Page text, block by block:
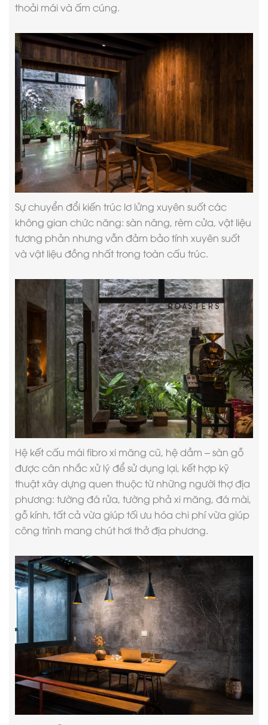
thoải mái và ấm cúng.
Sự chuyển đổi kiến trúc lơ lửng xuyên suốt các
không gian chức năng: sàn nâng, rèm cửa, vật liệu
tương phản nhưng vẫn đảm bảo tính xuyên suốt
và vật liệu đồng nhất trong toàn cấu trúc.
Hệ kết cấu mái fibro xi măng cũ, hệ dầm – sàn gỗ
được cân nhắc xử lý để sử dụng lại, kết hợp kỹ
thuật xây dựng quen thuộc từ những người thợ địa
phương: tường đá rửa, tường phả xi măng, đá mài,
gỗ kính, tất cả vừa giúp tối ưu hóa chi phí vừa giúp
công trình mang chút hơi thở địa phương.